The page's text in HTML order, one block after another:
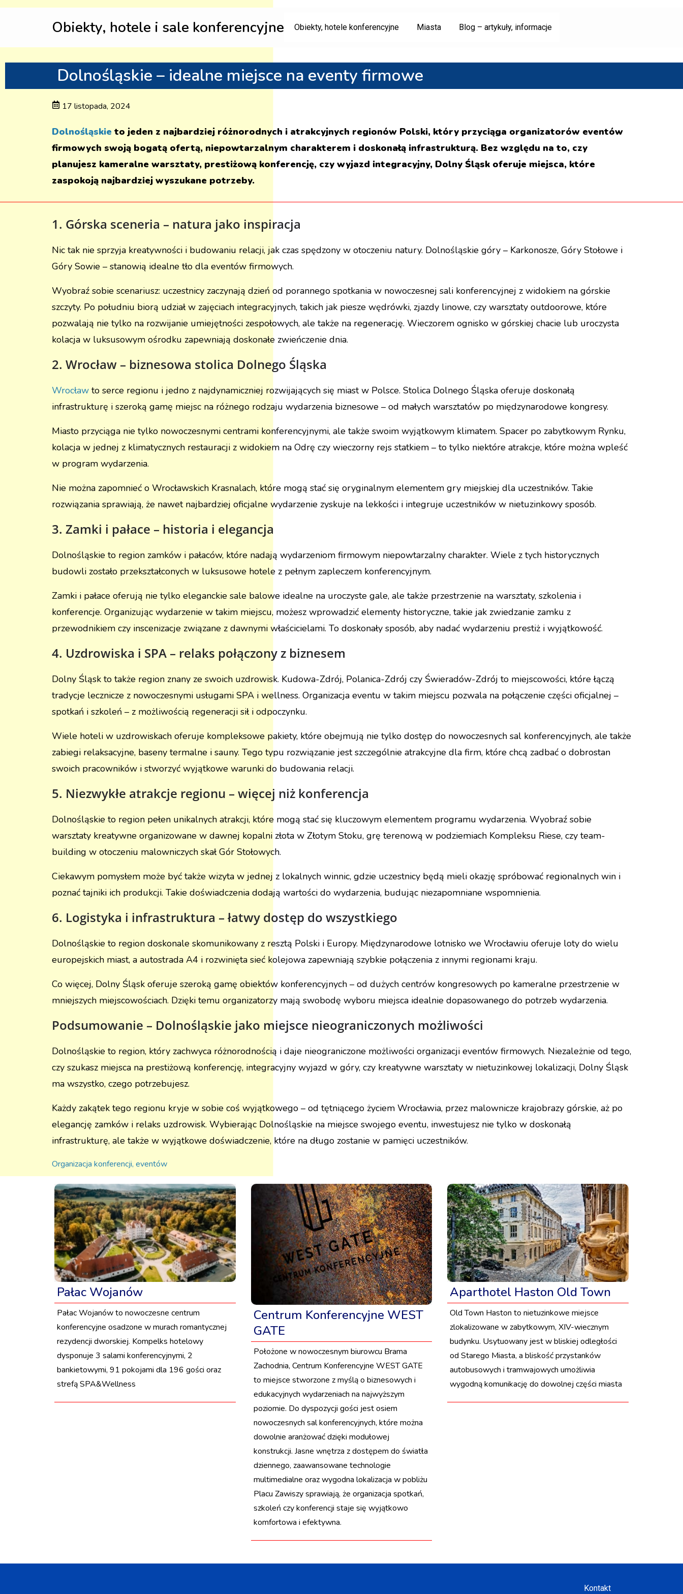
Obiekty, hotele i sale konferencyjne Obiekty, hotele konferencyjne Miasta Blog – artykuły, informacje
Dolnośląskie – idealne miejsce na eventy firmowe
17 listopada, 2024
Dolnośląskie to jeden z najbardziej różnorodnych i atrakcyjnych regionów Polski, który przyciąga organizatorów eventów
firmowych swoją bogatą ofertą, niepowtarzalnym charakterem i doskonałą infrastrukturą. Bez względu na to, czy
planujesz kameralne warsztaty, prestiżową konferencję, czy wyjazd integracyjny, Dolny Śląsk oferuje miejsca, które
zaspokoją najbardziej wyszukane potrzeby.
1. Górska sceneria – natura jako inspiracja
Nic tak nie sprzyja kreatywności i budowaniu relacji, jak czas spędzony w otoczeniu natury. Dolnośląskie góry – Karkonosze, Góry Stołowe i
Góry Sowie – stanowią idealne tło dla eventów firmowych.
Wyobraź sobie scenariusz: uczestnicy zaczynają dzień od porannego spotkania w nowoczesnej sali konferencyjnej z widokiem na górskie
szczyty. Po południu biorą udział w zajęciach integracyjnych, takich jak piesze wędrówki, zjazdy linowe, czy warsztaty outdoorowe, które
pozwalają nie tylko na rozwijanie umiejętności zespołowych, ale także na regenerację. Wieczorem ognisko w górskiej chacie lub uroczysta
kolacja w luksusowym ośrodku zapewniają doskonałe zwieńczenie dnia.
2. Wrocław – biznesowa stolica Dolnego Śląska
Wrocław to serce regionu i jedno z najdynamiczniej rozwijających się miast w Polsce. Stolica Dolnego Śląska oferuje doskonałą
infrastrukturę i szeroką gamę miejsc na różnego rodzaju wydarzenia biznesowe – od małych warsztatów po międzynarodowe kongresy.
Miasto przyciąga nie tylko nowoczesnymi centrami konferencyjnymi, ale także swoim wyjątkowym klimatem. Spacer po zabytkowym Rynku,
kolacja w jednej z klimatycznych restauracji z widokiem na Odrę czy wieczorny rejs statkiem – to tylko niektóre atrakcje, które można wpleść
w program wydarzenia.
Nie można zapomnieć o Wrocławskich Krasnalach, które mogą stać się oryginalnym elementem gry miejskiej dla uczestników. Takie
rozwiązania sprawiają, że nawet najbardziej oficjalne wydarzenie zyskuje na lekkości i integruje uczestników w nietuzinkowy sposób.
3. Zamki i pałace – historia i elegancja
Dolnośląskie to region zamków i pałaców, które nadają wydarzeniom firmowym niepowtarzalny charakter. Wiele z tych historycznych
budowli zostało przekształconych w luksusowe hotele z pełnym zapleczem konferencyjnym.
Zamki i pałace oferują nie tylko eleganckie sale balowe idealne na uroczyste gale, ale także przestrzenie na warsztaty, szkolenia i
konferencje. Organizując wydarzenie w takim miejscu, możesz wprowadzić elementy historyczne, takie jak zwiedzanie zamku z
przewodnikiem czy inscenizacje związane z dawnymi właścicielami. To doskonały sposób, aby nadać wydarzeniu prestiż i wyjątkowość.
4. Uzdrowiska i SPA – relaks połączony z biznesem
Dolny Śląsk to także region znany ze swoich uzdrowisk. Kudowa-Zdrój, Polanica-Zdrój czy Świeradów-Zdrój to miejscowości, które łączą
tradycje lecznicze z nowoczesnymi usługami SPA i wellness. Organizacja eventu w takim miejscu pozwala na połączenie części oficjalnej –
spotkań i szkoleń – z możliwością regeneracji sił i odpoczynku.
Wiele hoteli w uzdrowiskach oferuje kompleksowe pakiety, które obejmują nie tylko dostęp do nowoczesnych sal konferencyjnych, ale także
zabiegi relaksacyjne, baseny termalne i sauny. Tego typu rozwiązanie jest szczególnie atrakcyjne dla firm, które chcą zadbać o dobrostan
swoich pracowników i stworzyć wyjątkowe warunki do budowania relacji.
5. Niezwykłe atrakcje regionu – więcej niż konferencja
Dolnośląskie to region pełen unikalnych atrakcji, które mogą stać się kluczowym elementem programu wydarzenia. Wyobraź sobie
warsztaty kreatywne organizowane w dawnej kopalni złota w Złotym Stoku, grę terenową w podziemiach Kompleksu Riese, czy team-
building w otoczeniu malowniczych skał Gór Stołowych.
Ciekawym pomysłem może być także wizyta w jednej z lokalnych winnic, gdzie uczestnicy będą mieli okazję spróbować regionalnych win i
poznać tajniki ich produkcji. Takie doświadczenia dodają wartości do wydarzenia, budując niezapomniane wspomnienia.
6. Logistyka i infrastruktura – łatwy dostęp do wszystkiego
Dolnośląskie to region doskonale skomunikowany z resztą Polski i Europy. Międzynarodowe lotnisko we Wrocławiu oferuje loty do wielu
europejskich miast, a autostrada A4 i rozwinięta sieć kolejowa zapewniają szybkie połączenia z innymi regionami kraju.
Co więcej, Dolny Śląsk oferuje szeroką gamę obiektów konferencyjnych – od dużych centrów kongresowych po kameralne przestrzenie w
mniejszych miejscowościach. Dzięki temu organizatorzy mają swobodę wyboru miejsca idealnie dopasowanego do potrzeb wydarzenia.
Podsumowanie – Dolnośląskie jako miejsce nieograniczonych możliwości
Dolnośląskie to region, który zachwyca różnorodnością i daje nieograniczone możliwości organizacji eventów firmowych. Niezależnie od tego,
czy szukasz miejsca na prestiżową konferencję, integracyjny wyjazd w góry, czy kreatywne warsztaty w nietuzinkowej lokalizacji, Dolny Śląsk
ma wszystko, czego potrzebujesz.
Każdy zakątek tego regionu kryje w sobie coś wyjątkowego – od tętniącego życiem Wrocławia, przez malownicze krajobrazy górskie, aż po
elegancję zamków i relaks uzdrowisk. Wybierając Dolnośląskie na miejsce swojego eventu, inwestujesz nie tylko w doskonałą
infrastrukturę, ale także w wyjątkowe doświadczenie, które na długo zostanie w pamięci uczestników.
Organizacja konferencji, eventów
Pałac Wojanów
Pałac Wojanów to nowoczesne centrum
konferencyjne osadzone w murach romantycznej
rezydencji dworskiej. Kompelks hotelowy
dysponuje 3 salami konferencyjnymi, 2
bankietowymi, 91 pokojami dla 196 gości oraz
strefą SPA&Wellness
Centrum Konferencyjne WEST
GATE
Położone w nowoczesnym biurowcu Brama
Zachodnia, Centrum Konferencyjne WEST GATE
to miejsce stworzone z myślą o biznesowych i
edukacyjnych wydarzeniach na najwyższym
poziomie. Do dyspozycji gości jest osiem
nowoczesnych sal konferencyjnych, które można
dowolnie aranżować dzięki modułowej
konstrukcji. Jasne wnętrza z dostępem do światła
dziennego, zaawansowane technologie
multimedialne oraz wygodna lokalizacja w pobliżu
Placu Zawiszy sprawiają, że organizacja spotkań,
szkoleń czy konferencji staje się wyjątkowo
komfortowa i efektywna.
Aparthotel Haston Old Town
Old Town Haston to nietuzinkowe miejsce
zlokalizowane w zabytkowym, XIV-wiecznym
budynku. Usytuowany jest w bliskiej odległości
od Starego Miasta, a bliskość przystanków
autobusowych i tramwajowych umożliwia
wygodną komunikację do dowolnej części miasta
Kontakt